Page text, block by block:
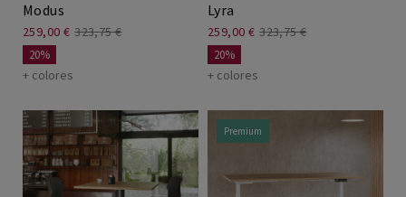
Modus
259,00 € 323,75 €
20%
+ colores
Lyra
259,00 € 323,75 €
20%
+ colores
Premium